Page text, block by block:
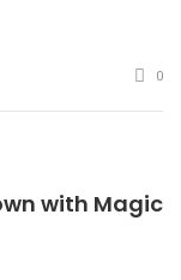
0
with Magic